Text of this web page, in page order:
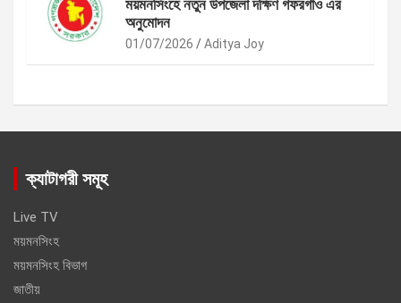
ময়মনসিংহে নতুন উপজেলা দক্ষিণ গফরগাঁও এর
অনুমোদন
01/07/2026 Aditya Joy
ক্যাটাগরী সমূহ
Live TV
ময়মনসিংহ
ময়মনসিংহ বিভাগ
জাতীয়